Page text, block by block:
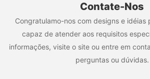
Contate-Nos
Congratulamo-nos com designs e idéias
capaz de atender aos requisitos
informações, visite o site ou entre em
perguntas ou dúvidas.